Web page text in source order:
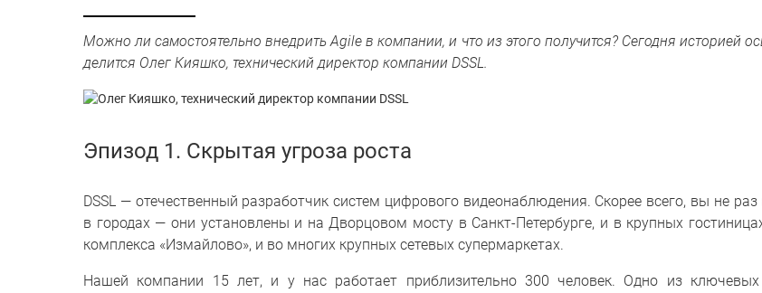
Можно ли самостоятельно внедрить Agile в компании, и что из этого получится? Сегодня историей
делится Олег Кияшко, технический директор компании DSSL.
Эпизод 1. Скрытая угроза роста
DSSL — отечественный разработчик систем цифрового видеонаблюдения. Скорее всего, вы не
в городах — они установлены и на Дворцовом мосту в Санкт-Петербурге, и в крупных
комплекса «Измайлово», и во многих крупных сетевых супермаркетах.
Нашей компании 15 лет, и у нас работает приблизительно 300 человек. Одно из